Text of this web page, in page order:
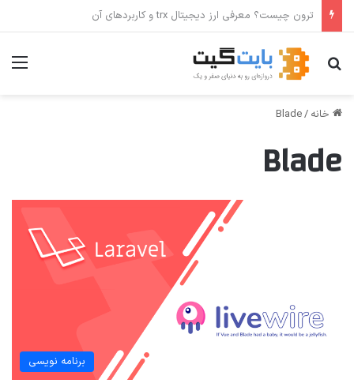
ترون چیست؟ معرفی ارز دیجیتال trx و کاربردهای آن
جستجو برای
خانه /
Blade
Blade
برنامه نویسی